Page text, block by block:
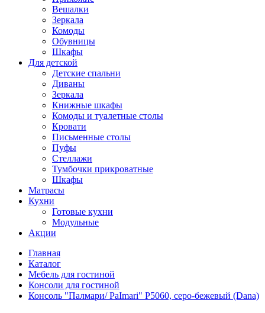
Вешалки
Зеркала
Комоды
Обувницы
Шкафы
Для детской
Детские спальни
Диваны
Зеркала
Книжные шкафы
Комоды и туалетные столы
Кровати
Письменные столы
Пуфы
Стеллажи
Тумбочки прикроватные
Шкафы
Матрасы
Кухни
Готовые кухни
Модульные
Акции
Главная
Каталог
Мебель для гостиной
Консоли для гостиной
Консоль "Палмари/ PaImari" P5060, серо-бежевый (Dana)